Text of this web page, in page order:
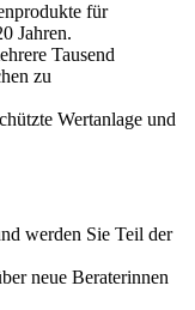
für
Jahren.
Tausend
zu
Wertanlage und
werden Sie Teil der
neue Beraterinnen